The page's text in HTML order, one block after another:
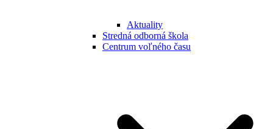
Aktuality
Stredná odborná škola
Centrum voľného času